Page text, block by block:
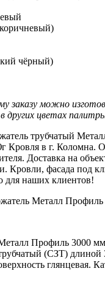
заказу можно
других цветах
трубчатый
Кровля в г. Коломна.
Доставка на
Кровли, фасада под
для наших клиентов!
Профиль 3000 мм
(СЗТ)
глянцевая.